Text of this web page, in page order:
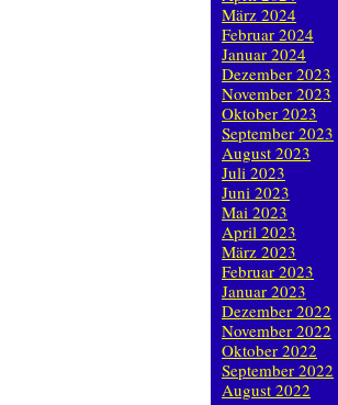
März 2024
Februar 2024
Januar 2024
Dezember 2023
November 2023
Oktober 2023
September 2023
August 2023
Juli 2023
Juni 2023
Mai 2023
April 2023
März 2023
Februar 2023
Januar 2023
Dezember 2022
November 2022
Oktober 2022
September 2022
August 2022